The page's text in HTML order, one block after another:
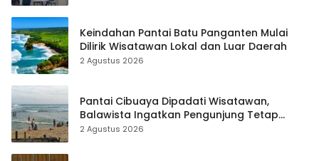
Keindahan Pantai Batu Panganten Mulai
Dilirik Wisatawan Lokal dan Luar Daerah
2 Agustus 2026
Pantai Cibuaya Dipadati Wisatawan,
Balawista Ingatkan Pengunjung Tetap
Waspada
2 Agustus 2026